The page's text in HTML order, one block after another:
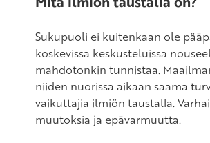
Sukupuoli ei kuitenkaan ole
koskevissa keskusteluissa
mahdotonkin tunnistaa.
niiden nuorissa aikaan saama
vaikuttajia ilmiön taustalla.
muutoksia ja epävarmuutta.